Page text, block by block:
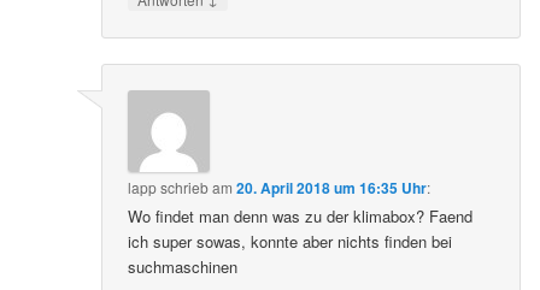
lappschriebam20. April 2018 um 16:35 Uhr:
Wo findet man denn was zu der klimabox? Faend
ich super sowas, konnte aber nichts finden bei
suchmaschinen